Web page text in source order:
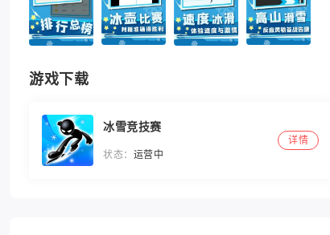
游戏下载
冰雪竞技赛
状态： 运营中
详情